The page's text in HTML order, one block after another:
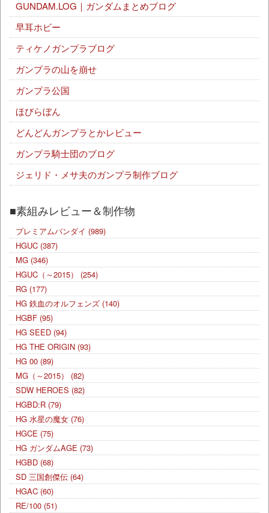
GUNDAM.LOG｜ガンダムまとめブログ
早耳ホビー
ティケノガンプラブログ
ガンプラの山を崩せ
ガンプラ公国
ほびらぼん
どんどんガンプラとかレビュー
ガンプラ騎士団のブログ
ジェリド・メサ夫のガンプラ制作ブログ
■素組みレビュー＆制作物
プレミアムバンダイ (989)
HGUC (387)
MG (346)
HGUC（～2015）
(254)
RG (177)
HG 鉄血のオルフェンズ (140)
HGBF (95)
HG SEED (94)
HG THE ORIGIN (93)
HG 00 (89)
MG（～2015）
(82)
SDW HEROES (82)
HGBD:R (79)
HG 水星の魔女 (76)
HGCE (75)
HG ガンダムAGE (73)
HGBD (68)
SD 三国創傑伝 (64)
HGAC (60)
RE/100 (51)